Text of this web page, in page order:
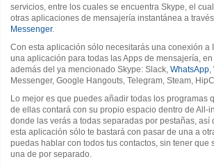
servicios, entre los cuales se encuentra Skype, el
otras aplicaciones de mensajería instantánea a
Messenger.
Con esta aplicación sólo necesitarás una conexión a
una aplicación para todas las Apps de mensajería,
además del ya mencionado Skype: Slack, WhatsApp
Messenger, Google Hangouts, Telegram, Steam,
Lo mejor es que puedes añadir todas los programas
de ellas contará con su propio espacio dentro de All-
donde las verás a todas separadas por pestañas, así
esta aplicación sólo te bastará con pasar de una a
puedas hablar con todos tus contactos, sin tener que
una de por separado.